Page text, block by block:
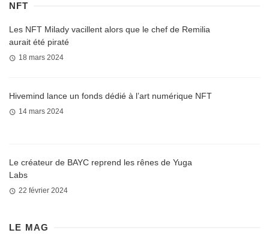
NFT
Les NFT Milady vacillent alors que le chef de Remilia
aurait été piraté
18 mars 2024
Hivemind lance un fonds dédié à l’art numérique NFT
14 mars 2024
Le créateur de BAYC reprend les rênes de Yuga
Labs
22 février 2024
LE MAG